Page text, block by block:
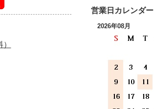
営業日カレンダー
2026年08月